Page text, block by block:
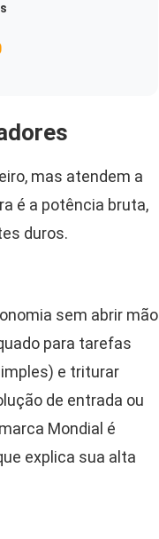
mas atendem a
é a potência bruta,
duros.
sem abrir mão
para tarefas
e triturar
de entrada ou
Mondial é
explica sua alta